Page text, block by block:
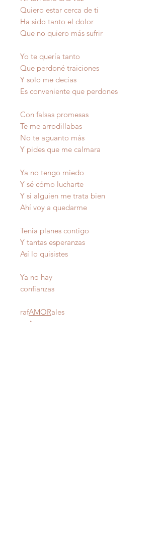
Quiero estar cerca de ti
Ha sido tanto el dolor
Que no quiero más sufrir
Yo te quería tanto
Que perdoné traiciones
Y solo me decías
Es conveniente que perdones
Con falsas promesas
Te me arrodillabas
No te aguanto más
Y pides que me calmara
Ya no tengo miedo
Y sé cómo lucharte
Y si alguien me trata bien
Ahí voy a quedarme
Tenía planes contigo
Y tantas esperanzas
Así lo quisistes
Ya no hay
confianzas
rafAMORales
Autor